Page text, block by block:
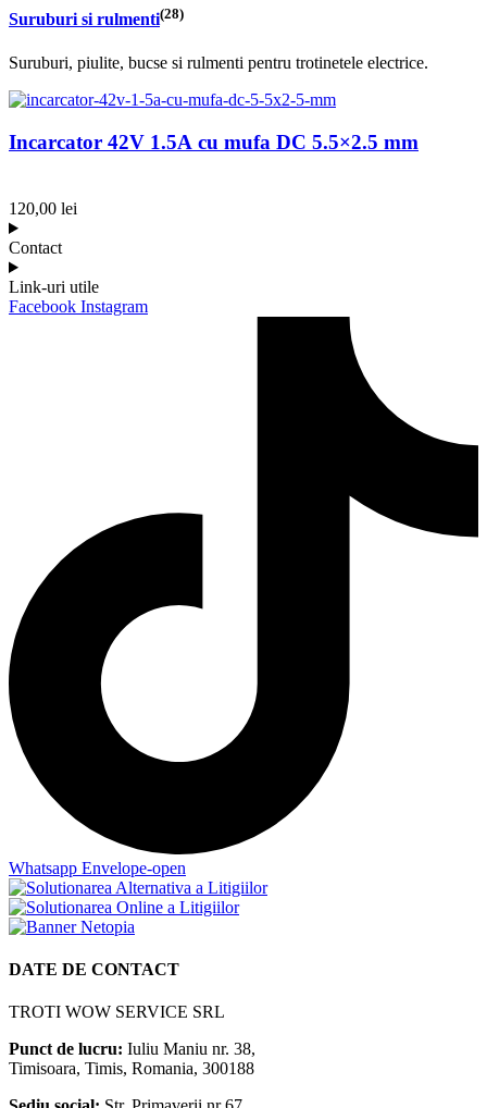
Suruburi si rulmenti(28)
Suruburi, piulite, bucse si rulmenti pentru trotinetele electrice.
Incarcator 42V 1.5A cu mufa DC 5.5×2.5 mm
120,00 lei
Contact
Link-uri utile
Facebook Instagram
Whatsapp Envelope-open
DATE DE CONTACT
TROTI WOW SERVICE SRL
Punct de lucru: Iuliu Maniu nr. 38,
Timisoara, Timis, Romania, 300188